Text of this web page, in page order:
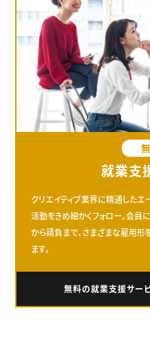
就業支
クリエイティブ業界に精通した
活動をきめ細かくフォロー。会員
から請負まで、さまざまな雇用
ます。
無料の就業支援サー